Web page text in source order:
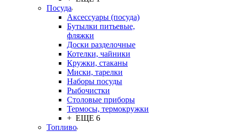
Посуда
Аксессуары (посуда)
Бутылки питьевые,
фляжки
Доски разделочные
Котелки, чайники
Кружки, стаканы
Миски, тарелки
Наборы посуды
Рыбочистки
Столовые приборы
Термосы, термокружки
+ ЕЩЕ 6
Топливо